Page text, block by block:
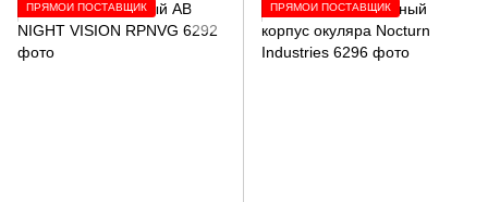
ПРЯМОЙ ПОСТАВЩИК ПРЯМОЙ ПОСТАВЩИК